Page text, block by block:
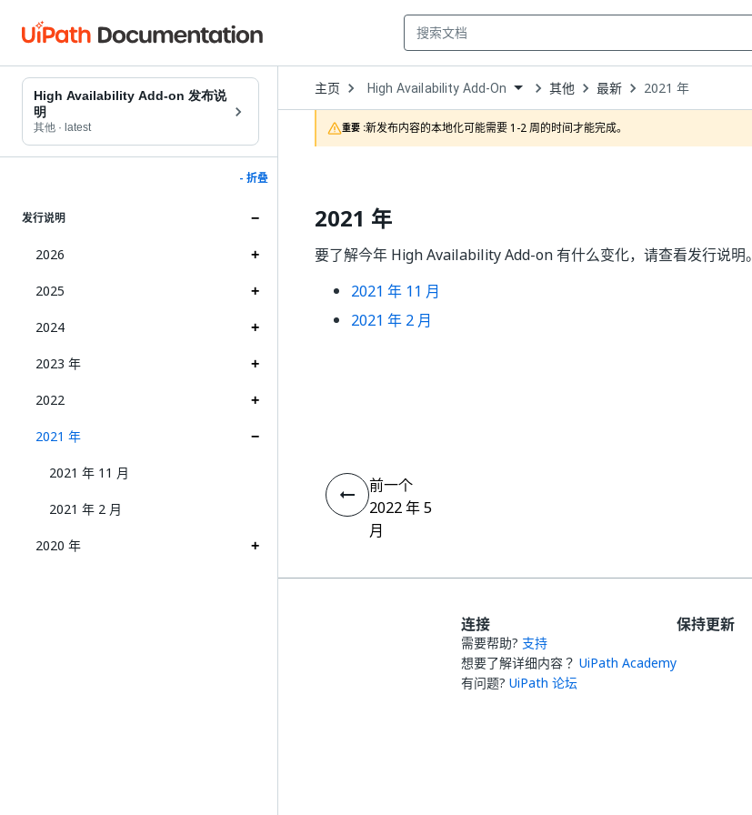
High Availability Add-on 发布说
明
其他 · latest
- 折叠
发行说明
2026
2025
2024
2023 年
2022
2021 年
2021 年 11 月
2021 年 2 月
2020 年
主页 Open
Dropdown
to
choose
product
High Availability Add-On 其他 最新 2021 年
重要 :新发布内容的本地化可能需要 1-2 周的时间才能完成。
2021 年
要了解今年 High Availability Add-on 有什么变化，请查看发行说明。
2021 年 11 月
2021 年 2 月
前一个
2022 年 5
月
连接
需要帮助? 支持
想要了解详细内容？ UiPath Academy
有问题? UiPath 论坛
保持更新